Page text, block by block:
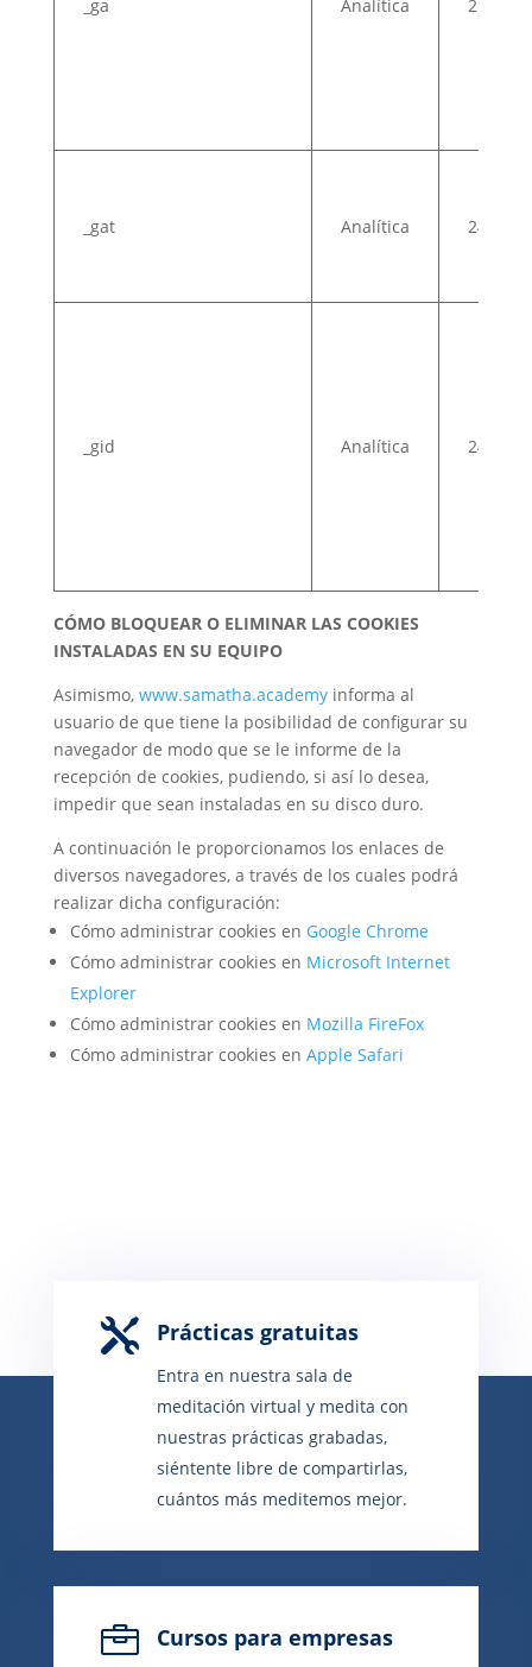
_ga Analítica 2 años
_gat Analítica 24
_gid Analítica 24
CÓMO BLOQUEAR O ELIMINAR LAS COOKIES
INSTALADAS EN SU EQUIPO
Asimismo, www.samatha.academyinforma al
usuario de que tiene la posibilidad de configurar su
navegador de modo que se le informe de la
recepción de cookies, pudiendo, si así lo desea,
impedir que sean instaladas en su disco duro.
A continuación le proporcionamos los enlaces de
diversos navegadores, a través de los cuales podrá
realizar dicha configuración:
Cómo administrar cookies en Google Chrome
Cómo administrar cookies en Microsoft Internet
Explorer
Cómo administrar cookies en Mozilla FireFox
Cómo administrar cookies en Apple Safari
 Prácticas gratuitas
Entra en nuestra sala de
meditación virtual y medita con
nuestras prácticas grabadas,
siéntente libre de compartirlas,
cuántos más meditemos mejor.
 Cursos para empresas